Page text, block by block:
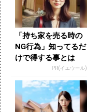
「持ち家を売る時の
NG行為」知ってるだ
けで得する事とは
PR(イエウール)